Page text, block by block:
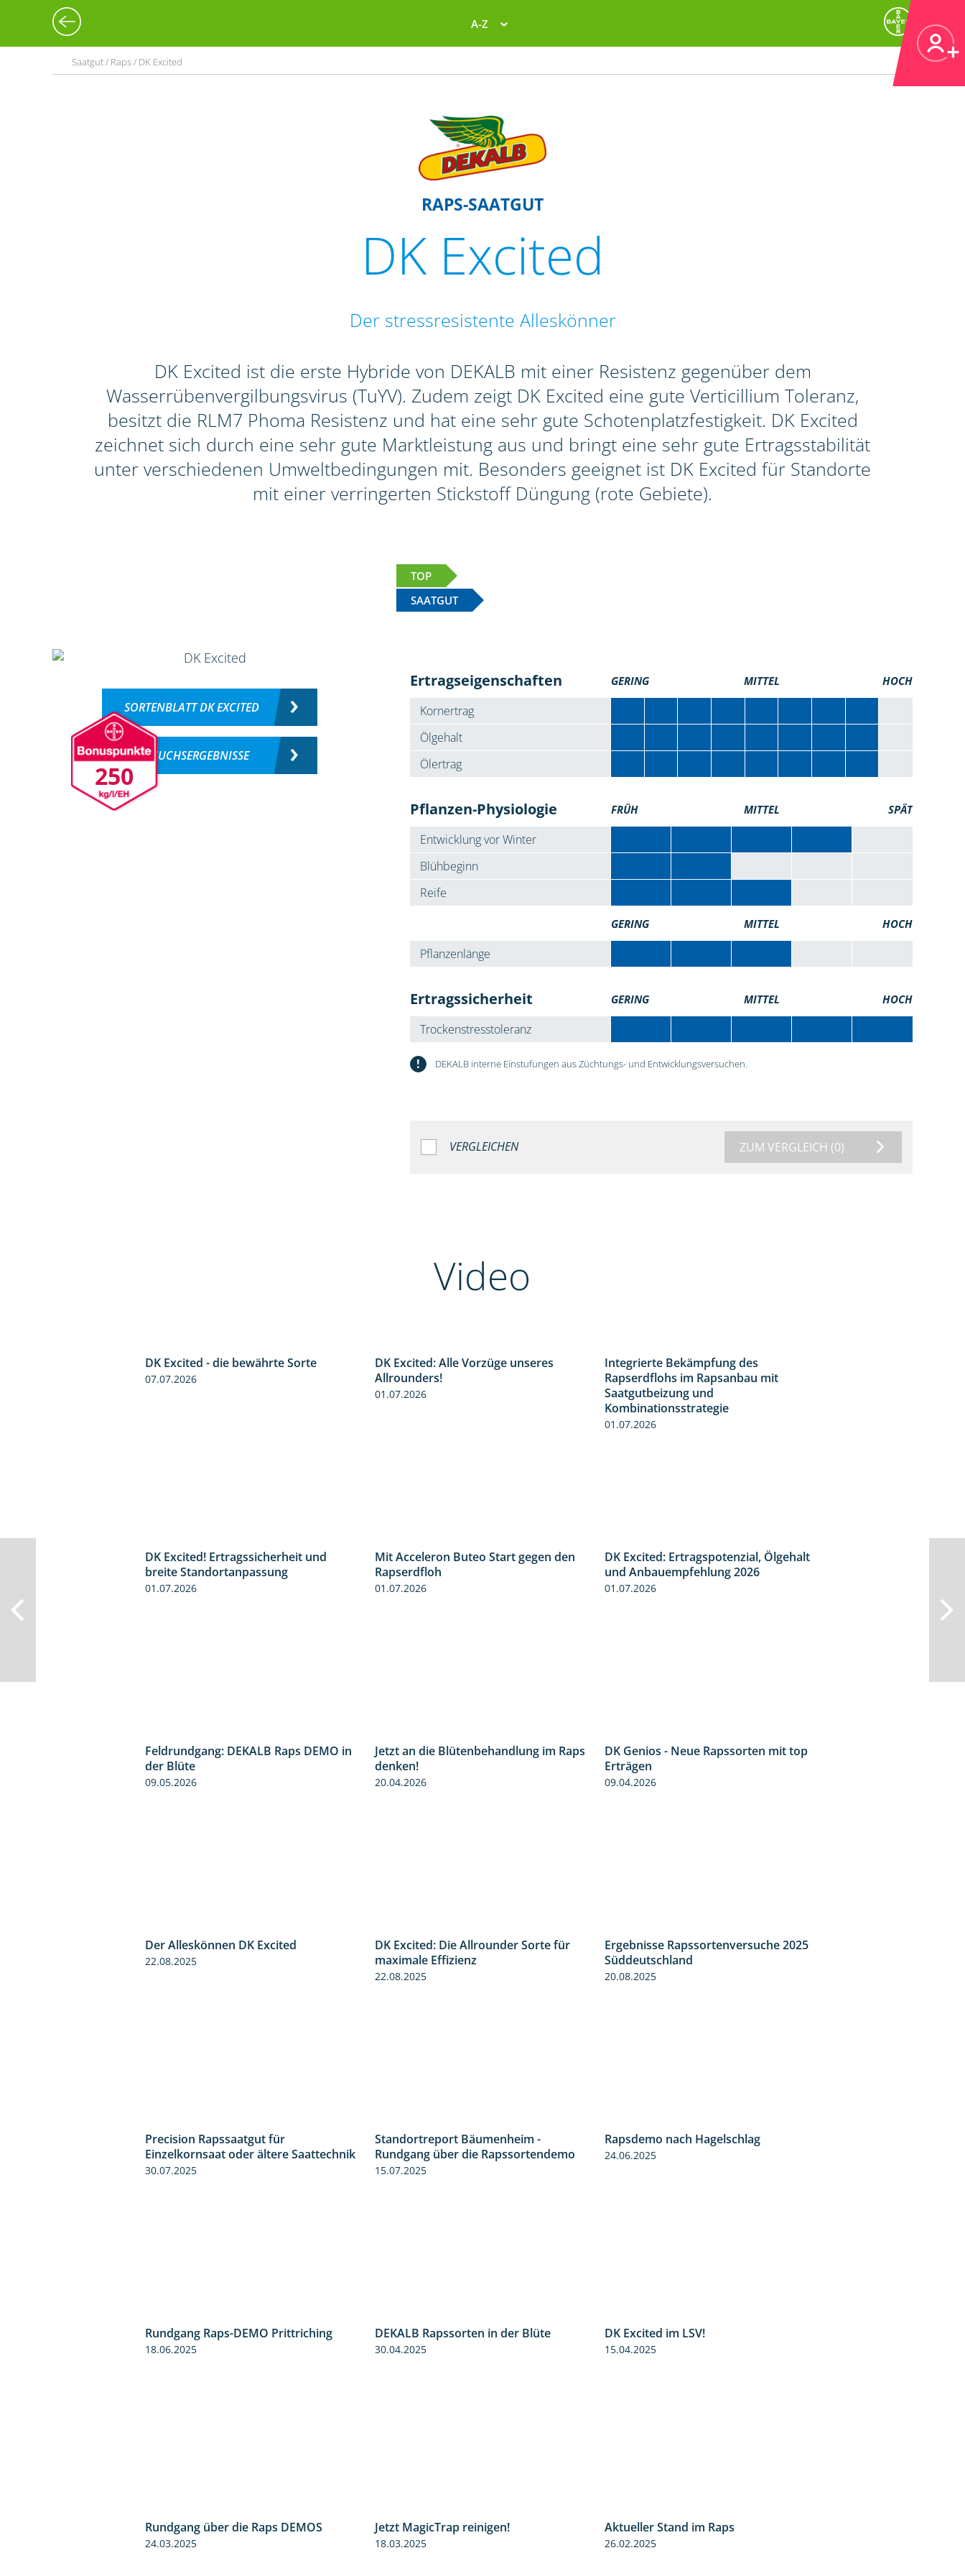
A-Z
Saatgut / Raps / DK Excited
RAPS-SAATGUT
DK Excited
Der stressresistente Alleskönner
DK Excited ist die erste Hybride von DEKALB mit einer Resistenz gegenüber dem
Wasserrübenvergilbungsvirus (TuYV). Zudem zeigt DK Excited eine gute Verticillium Toleranz,
besitzt die RLM7 Phoma Resistenz und hat eine sehr gute Schotenplatzfestigkeit. DK Excited
zeichnet sich durch eine sehr gute Marktleistung aus und bringt eine sehr gute Ertragsstabilität
unter verschiedenen Umweltbedingungen mit. Besonders geeignet ist DK Excited für Standorte
mit einer verringerten Stickstoff Düngung (rote Gebiete).
TOP
SAATGUT
250
SORTENBLATT DK EXCITED
VERSUCHSERGEBNISSE
Ertragseigenschaften GERING MITTEL HOCH
Kornertrag
Ölgehalt
Ölertrag
Pflanzen-Physiologie FRÜH MITTEL SPÄT
Entwicklung vor Winter
Blühbeginn
Reife
GERING MITTEL HOCH
Pflanzenlänge
Ertragssicherheit GERING MITTEL HOCH
Trockenstresstoleranz
! DEKALB interne Einstufungen aus Züchtungs- und Entwicklungsversuchen.
VERGLEICHEN ZUM VERGLEICH (0)
Video
DK Excited - die bewährte Sorte
07.07.2026
DK Excited: Alle Vorzüge unseres
Allrounders!
01.07.2026
Integrierte Bekämpfung des
Rapserdflohs im Rapsanbau mit
Saatgutbeizung und
Kombinationsstrategie
01.07.2026
DK Excited! Ertragssicherheit und
breite Standortanpassung
01.07.2026
Mit Acceleron Buteo Start gegen den
Rapserdfloh
01.07.2026
DK Excited: Ertragspotenzial, Ölgehalt
und Anbauempfehlung 2026
01.07.2026
Feldrundgang: DEKALB Raps DEMO in
der Blüte
09.05.2026
1:13
Jetzt an die Blütenbehandlung im Raps
denken!
20.04.2026
1:56
DK Genios - Neue Rapssorten mit top
Erträgen
09.04.2026
Der Alleskönnen DK Excited
22.08.2025
DK Excited: Die Allrounder Sorte für
maximale Effizienz
22.08.2025
Ergebnisse Rapssortenversuche 2025
Süddeutschland
20.08.2025
2:05
Precision Rapssaatgut für
Einzelkornsaat oder ältere Saattechnik
30.07.2025
6:03
Standortreport Bäumenheim -
Rundgang über die Rapssortendemo
15.07.2025
Rapsdemo nach Hagelschlag
24.06.2025
5:34
Rundgang Raps-DEMO Prittriching
18.06.2025
DEKALB Rapssorten in der Blüte
30.04.2025
DK Excited im LSV!
15.04.2025
Rundgang über die Raps DEMOS
24.03.2025
Jetzt MagicTrap reinigen!
18.03.2025
Aktueller Stand im Raps
26.02.2025